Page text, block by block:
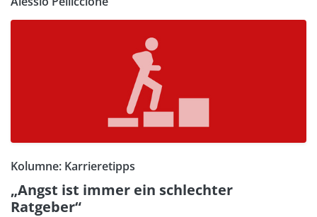
Kolumne: Karrieretipps
„Angst ist immer ein schlechter
Ratgeber“